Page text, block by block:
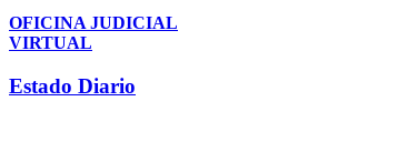
OFICINA JUDICIAL
VIRTUAL
Estado Diario